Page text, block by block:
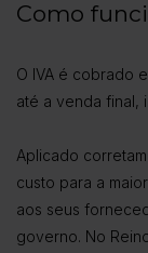
Como
O IVA é cobrado
até a venda final,
Aplicado
custo para a
aos seus
governo. No